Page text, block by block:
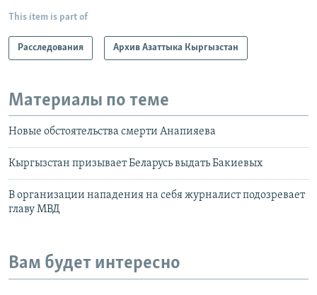
This item is part of
Расследования Архив Азаттыка Кыргызстан
Материалы по теме
Новые обстоятельства смерти Анапияева
Кыргызстан призывает Беларусь выдать Бакиевых
В организации нападения на себя журналист подозревает
главу МВД
Вам будет интересно